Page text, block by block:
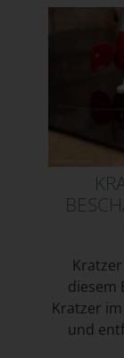
diesem
Kratzer
und